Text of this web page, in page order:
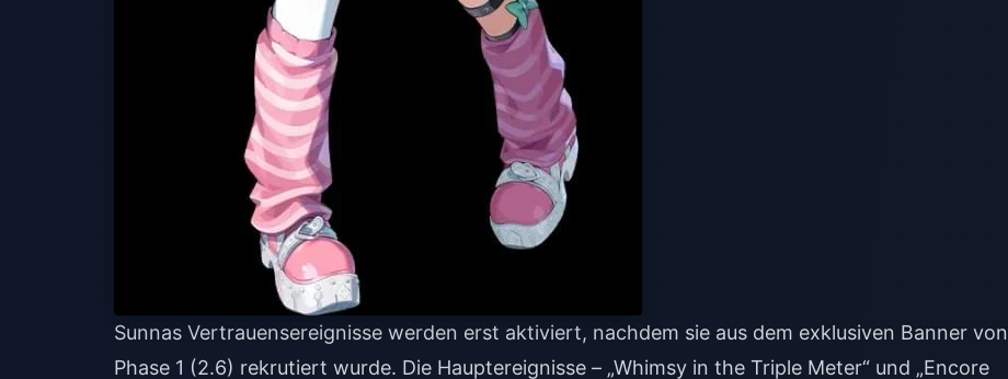
Sunnas Vertrauensereignisse werden erst aktiviert, nachdem sie aus dem exklusiven Banner von
Phase 1 (2.6) rekrutiert wurde. Die Hauptereignisse – „Whimsy in the Triple Meter“ und „Encore